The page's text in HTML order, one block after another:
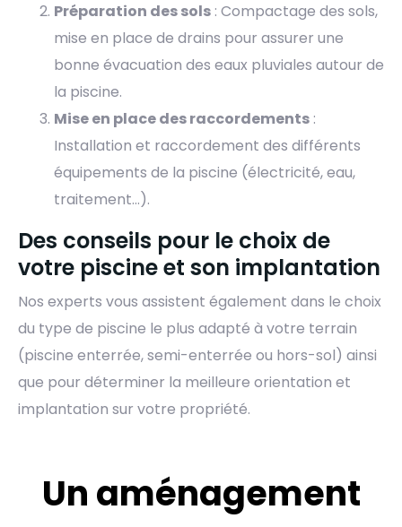
Préparation des sols : Compactage des sols,
mise en place de drains pour assurer une
bonne évacuation des eaux pluviales autour de
la piscine.
Mise en place des raccordements :
Installation et raccordement des différents
équipements de la piscine (électricité, eau,
traitement…).
Des conseils pour le choix de
votre piscine et son implantation
Nos experts vous assistent également dans le choix
du type de piscine le plus adapté à votre terrain
(piscine enterrée, semi-enterrée ou hors-sol) ainsi
que pour déterminer la meilleure orientation et
implantation sur votre propriété.
Un aménagement